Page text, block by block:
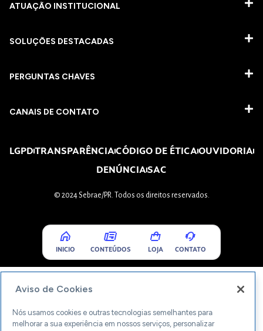
ATUAÇÃO INSTITUCIONAL
SOLUÇÕES DESTACADAS
PERGUNTAS CHAVES​
CANAIS DE CONTATO
LGPDTRANSPARÊNCIACÓDIGO DE ÉTICAOUVIDORIA
DENÚNCIASAC
© 2024 Sebrae/PR. Todos os direitos reservados.
INICIO CONTEÚDOS LOJA CONTATO
Aviso de Cookies
Nós usamos cookies e outras tecnologias semelhantes para
melhorar a sua experiência em nossos serviços, personalizar